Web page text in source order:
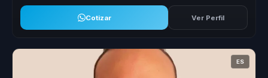
Cotizar Ver Perfil
ES